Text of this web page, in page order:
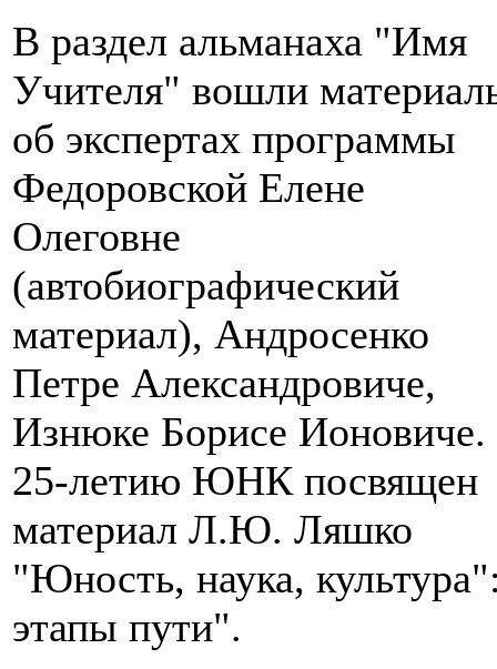
В раздел альманаха "Имя
Учителя" вошли
об экспертах программы
Федоровской Елене
Олеговне
(автобиографический
материал), Андросенко
Петре Александровиче,
Изнюке Борисе Ионовиче.
25-летию ЮНК посвящен
материал Л.Ю. Ляшко
"Юность, наука,
этапы пути".